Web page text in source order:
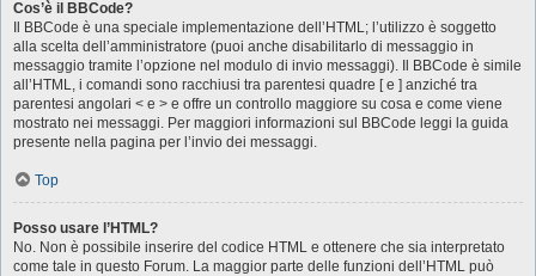
Cos’è il BBCode?
Il BBCode è una speciale implementazione dell’HTML; l’utilizzo è soggetto
alla scelta dell’amministratore (puoi anche disabilitarlo di messaggio in
messaggio tramite l’opzione nel modulo di invio messaggi). Il BBCode è simile
all’HTML, i comandi sono racchiusi tra parentesi quadre [ e ] anziché tra
parentesi angolari < e > e offre un controllo maggiore su cosa e come viene
mostrato nei messaggi. Per maggiori informazioni sul BBCode leggi la guida
presente nella pagina per l’invio dei messaggi.
Top
Posso usare l’HTML?
No. Non è possibile inserire del codice HTML e ottenere che sia interpretato
come tale in questo Forum. La maggior parte delle funzioni dell’HTML può